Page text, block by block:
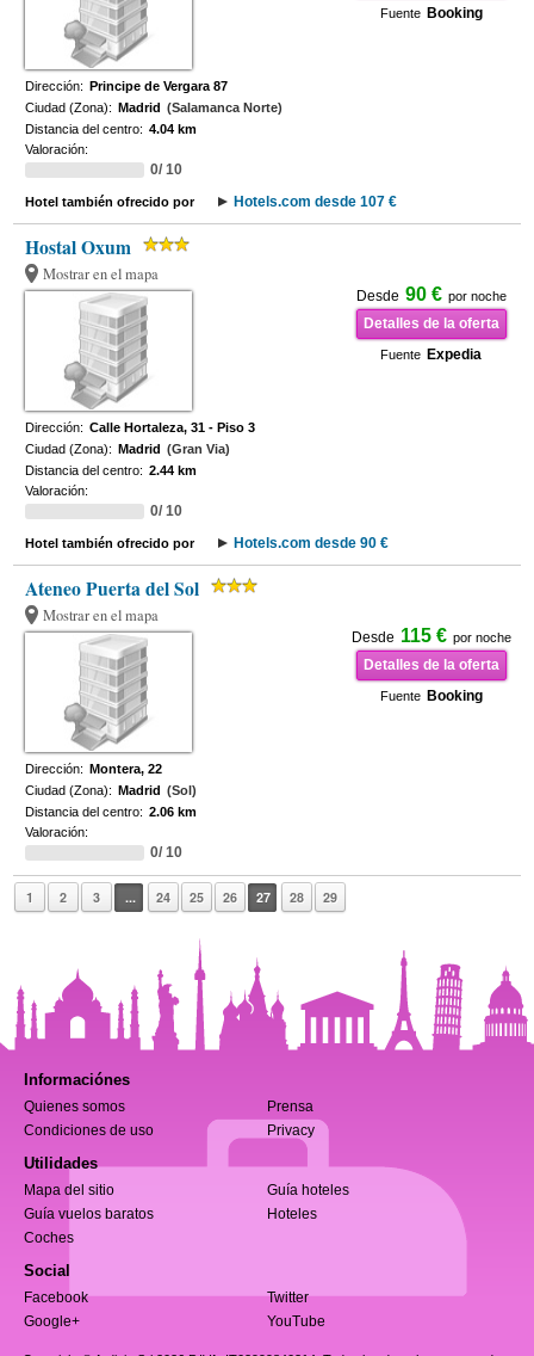
Fuente Booking
Dirección: Principe de Vergara 87
Ciudad (Zona): Madrid (Salamanca Norte)
Distancia del centro: 4.04 km
Valoración:
0/ 10
Hotel también ofrecido por Hotels.com desde 107 €
Hostal Oxum
Mostrar en el mapa
Desde 90 € por noche
Detalles de la oferta
Fuente Expedia
Dirección: Calle Hortaleza, 31 - Piso 3
Ciudad (Zona): Madrid (Gran Via)
Distancia del centro: 2.44 km
Valoración:
0/ 10
Hotel también ofrecido por Hotels.com desde 90 €
Ateneo Puerta del Sol
Mostrar en el mapa
Desde 115 € por noche
Detalles de la oferta
Fuente Booking
Dirección: Montera, 22
Ciudad (Zona): Madrid (Sol)
Distancia del centro: 2.06 km
Valoración:
0/ 10
1 2 3 ... 24 25 26 27 28 29
Informaciónes
Quienes somos
Prensa
Condiciones de uso
Privacy
Utilidades
Mapa del sitio
Guía hoteles
Guía vuelos baratos
Hoteles
Coches
Social
Facebook
Twitter
Google+
YouTube